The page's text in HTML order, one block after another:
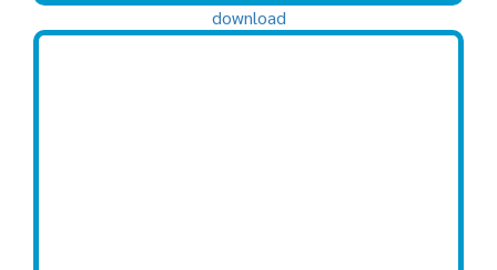
download